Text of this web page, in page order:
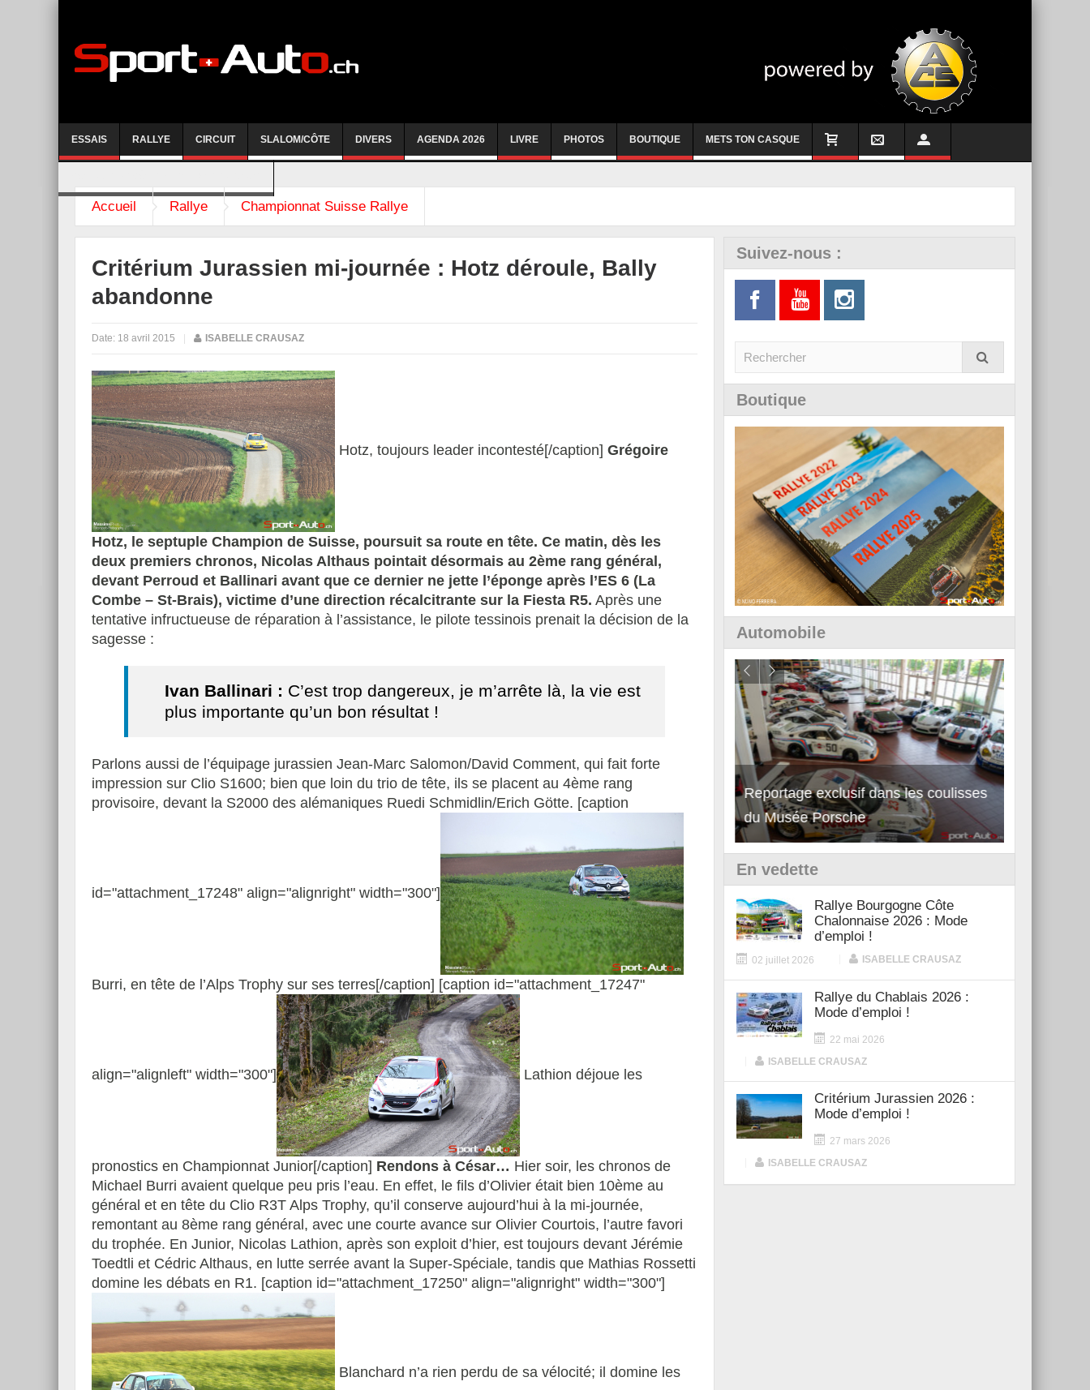
ESSAIS RALLYE CIRCUIT SLALOM/CÔTE DIVERS AGENDA 2026 LIVRE PHOTOS BOUTIQUE METS TON CASQUE
Accueil Rallye Championnat Suisse Rallye
Critérium Jurassien mi-journée : Hotz déroule, Bally
abandonne
Date: 18 avril 2015 ISABELLE CRAUSAZ
Hotz, toujours leader incontesté[/caption] Grégoire
Hotz, le septuple Champion de Suisse, poursuit sa route en tête. Ce matin, dès les
deux premiers chronos, Nicolas Althaus pointait désormais au 2ème rang général,
devant Perroud et Ballinari avant que ce dernier ne jette l’éponge après l’ES 6 (La
Combe – St-Brais), victime d’une direction récalcitrante sur la Fiesta R5. Après une
tentative infructueuse de réparation à l’assistance, le pilote tessinois prenait la décision de la
sagesse :
Ivan Ballinari : C’est trop dangereux, je m’arrête là, la vie est
plus importante qu’un bon résultat !
Parlons aussi de l’équipage jurassien Jean-Marc Salomon/David Comment, qui fait forte
impression sur Clio S1600; bien que loin du trio de tête, ils se placent au 4ème rang
provisoire, devant la S2000 des alémaniques Ruedi Schmidlin/Erich Götte. [caption
id="attachment_17248" align="alignright" width="300"]
Burri, en tête de l’Alps Trophy sur ses terres[/caption] [caption id="attachment_17247"
align="alignleft" width="300"] Lathion déjoue les
pronostics en Championnat Junior[/caption] Rendons à César… Hier soir, les chronos de
Michael Burri avaient quelque peu pris l’eau. En effet, le fils d’Olivier était bien 10ème au
général et en tête du Clio R3T Alps Trophy, qu’il conserve aujourd’hui à la mi-journée,
remontant au 8ème rang général, avec une courte avance sur Olivier Courtois, l’autre favori
du trophée. En Junior, Nicolas Lathion, après son exploit d’hier, est toujours devant Jérémie
Toedtli et Cédric Althaus, en lutte serrée avant la Super-Spéciale, tandis que Mathias Rossetti
domine les débats en R1. [caption id="attachment_17250" align="alignright" width="300"]
Blanchard n’a rien perdu de sa vélocité; il domine les
Suivez-nous :
Boutique
Automobile
Essai – Morgan Supersport
Reportage exclusif dans les coulisses
du Musée Porsche
En vedette
Rallye Bourgogne Côte
Chalonnaise 2026 : Mode
d’emploi !
02 juillet 2026 ISABELLE CRAUSAZ
Rallye du Chablais 2026 :
Mode d’emploi !
22 mai 2026
ISABELLE CRAUSAZ
Critérium Jurassien 2026 :
Mode d’emploi !
27 mars 2026
ISABELLE CRAUSAZ